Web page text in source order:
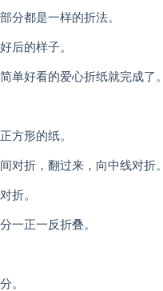
都是一样的折法。
的样子。
好看的爱心折纸就完成了。
形的纸。
折，翻过来，向中线对折。
折。
正一反折叠。
。